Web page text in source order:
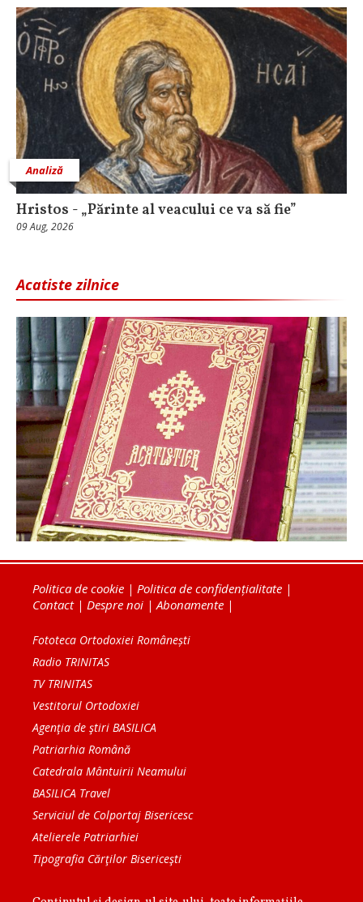
Analiză
Hristos - „Părinte al veacului ce va să fie”
09 Aug, 2026
Acatiste zilnice
Politica de cookie | Politica de confidențialitate |
Contact| Despre noi | Abonamente |
Fototeca Ortodoxiei Românești
Radio TRINITAS
TV TRINITAS
Vestitorul Ortodoxiei
Agenţia de ştiri BASILICA
Patriarhia Română
Catedrala Mântuirii Neamului
BASILICA Travel
Serviciul de Colportaj Bisericesc
Atelierele Patriarhiei
Tipografia Cărţilor Bisericeşti